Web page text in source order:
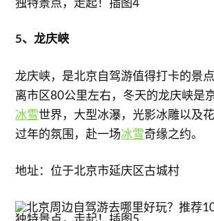
5、龙庆峡
龙庆峡，是北京自驾游值得打卡的景
离市区80公里左右，冬天的龙庆峡是
冰雪世界，大型冰瀑，光影冰雕以及
过年的氛围，赴一场冰雪奇缘之约。
地址：位于北京市延庆区古城村